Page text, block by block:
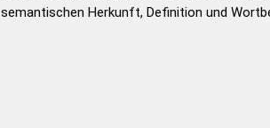
semantischen Herkunft, Definition und